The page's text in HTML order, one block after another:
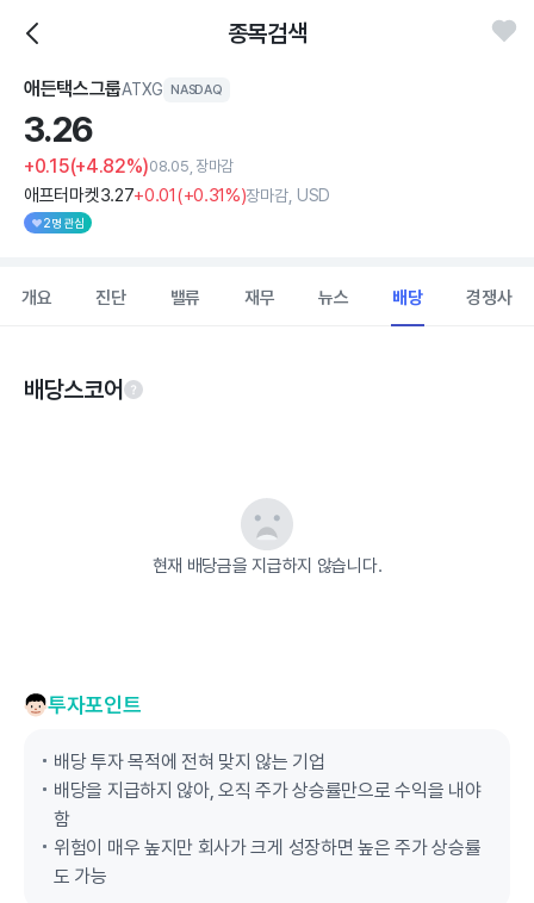
종목검색
애든택스그룹ATXG NASDAQ
3.26
+0.15(+4.82%)08.05, 장마감
애프터마켓3.27+0.01(+0.31%)장마감, USD
2명 관심
개요 진단 밸류 재무 뉴스 배당 경쟁사
배당스코어
현재 배당금을 지급하지 않습니다.
투자포인트
배당 투자 목적에 전혀 맞지 않는 기업
배당을 지급하지 않아, 오직 주가 상승률만으로 수익을 내야
함
위험이 매우 높지만 회사가 크게 성장하면 높은 주가 상승률
도 가능